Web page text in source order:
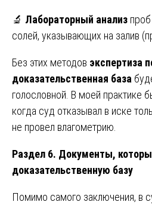
🔬 Лабораторный анализ
солей, указывающих на залив
Без этих методов экспертиза
доказательственная база
голословной. В моей практике
когда суд отказывал в иске
не провел влагометрию.
Раздел 6. Документы,
доказательственную базу
Помимо самого заключения, в